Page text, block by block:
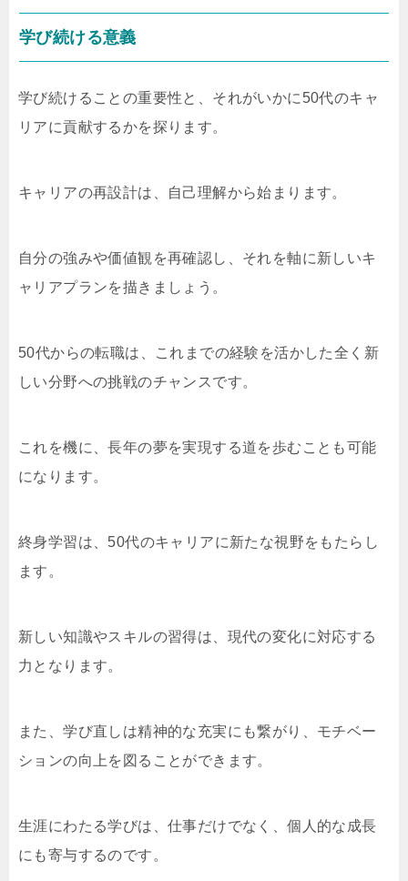
学び続ける意義
学び続けることの重要性と、それがいかに50代のキャ
リアに貢献するかを探ります。
キャリアの再設計は、自己理解から始まります。
自分の強みや価値観を再確認し、それを軸に新しいキ
ャリアプランを描きましょう。
50代からの転職は、これまでの経験を活かした全く新
しい分野への挑戦のチャンスです。
これを機に、長年の夢を実現する道を歩むことも可能
になります。
終身学習は、50代のキャリアに新たな視野をもたらし
ます。
新しい知識やスキルの習得は、現代の変化に対応する
力となります。
また、学び直しは精神的な充実にも繋がり、モチベー
ションの向上を図ることができます。
生涯にわたる学びは、仕事だけでなく、個人的な成長
にも寄与するのです。